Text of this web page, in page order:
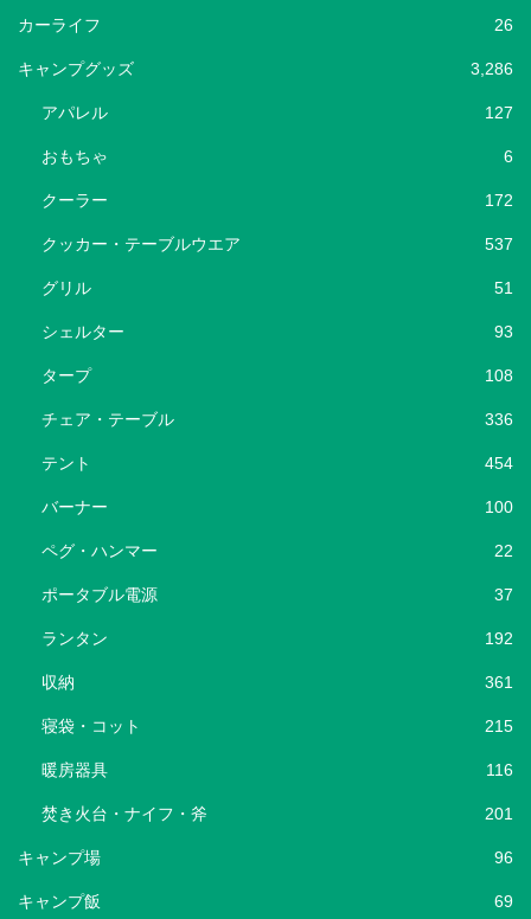
カーライフ 26
キャンプグッズ 3,286
アパレル 127
おもちゃ 6
クーラー 172
クッカー・テーブルウエア 537
グリル 51
シェルター 93
タープ 108
チェア・テーブル 336
テント 454
バーナー 100
ペグ・ハンマー 22
ポータブル電源 37
ランタン 192
収納 361
寝袋・コット 215
暖房器具 116
焚き火台・ナイフ・斧 201
キャンプ場 96
キャンプ飯 69